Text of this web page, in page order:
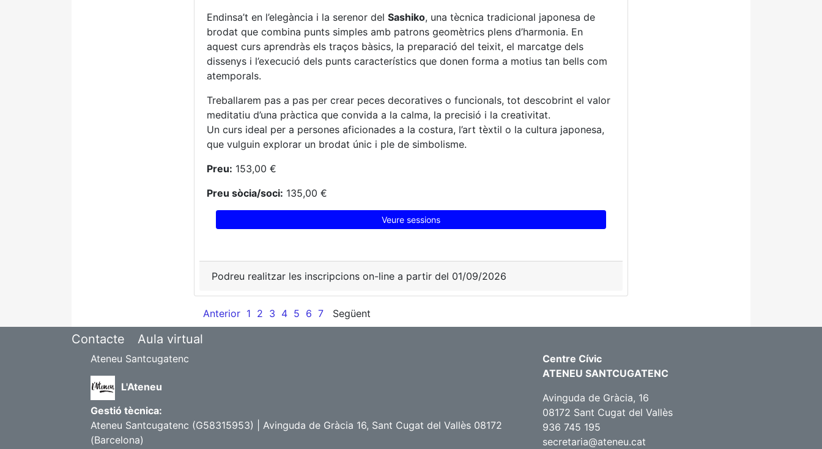
Endinsa’t en l’elegància i la serenor del Sashiko, una tècnica tradicional japonesa de
brodat que combina punts simples amb patrons geomètrics plens d’harmonia. En
aquest curs aprendràs els traços bàsics, la preparació del teixit, el marcatge dels
dissenys i l’execució dels punts característics que donen forma a motius tan bells com
atemporals.
Treballarem pas a pas per crear peces decoratives o funcionals, tot descobrint el valor
meditatiu d’una pràctica que convida a la calma, la precisió i la creativitat.
Un curs ideal per a persones aficionades a la costura, l’art tèxtil o la cultura japonesa,
que vulguin explorar un brodat únic i ple de simbolisme.
Preu: 153,00 €
Preu sòcia/soci: 135,00 €
Veure sessions
Podreu realitzar les inscripcions on-line a partir del 01/09/2026
Anterior 1 2 3 4 5 6 7 Següent
Contacte Aula virtual
Ateneu Santcugatenc
L'Ateneu
Gestió tècnica:
Ateneu Santcugatenc (G58315953) | Avinguda de Gràcia 16, Sant Cugat del Vallès 08172
(Barcelona)
Centre Cívic
ATENEU SANTCUGATENC
Avinguda de Gràcia, 16
08172 Sant Cugat del Vallès
936 745 195
secretaria@ateneu.cat